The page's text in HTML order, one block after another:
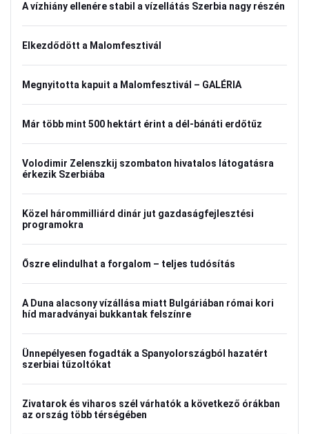
A vízhiány ellenére stabil a vízellátás Szerbia nagy részén
Elkezdődött a Malomfesztivál
Megnyitotta kapuit a Malomfesztivál – GALÉRIA
Már több mint 500 hektárt érint a dél-bánáti erdőtűz
Volodimir Zelenszkij szombaton hivatalos látogatásra
érkezik Szerbiába
Közel hárommilliárd dinár jut gazdaságfejlesztési
programokra
Őszre elindulhat a forgalom – teljes tudósítás
A Duna alacsony vízállása miatt Bulgáriában római kori
híd maradványai bukkantak felszínre
Ünnepélyesen fogadták a Spanyolországból hazatért
szerbiai tűzoltókat
Zivatarok és viharos szél várhatók a következő órákban
az ország több térségében